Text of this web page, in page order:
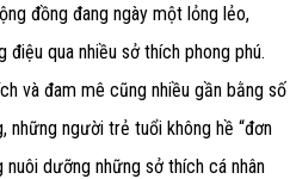
đồng đang ngày một lỏng lẻo,
qua nhiều sở thích phong phú.
và đam mê cũng nhiều gần bằng số
những người trẻ tuổi không hề “đơn
dưỡng những sở thích cá nhân